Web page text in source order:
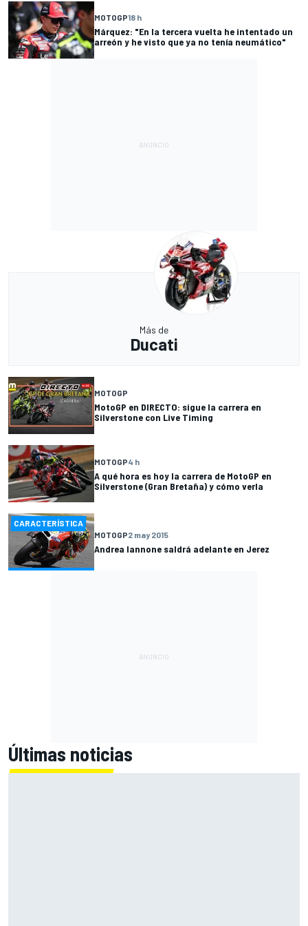
MOTOGP18 h
Márquez: "En la tercera vuelta he intentado un
arreón y he visto que ya no tenía neumático"
Más de
Ducati
MOTOGP
MotoGP en DIRECTO: sigue la carrera en
Silverstone con Live Timing
MOTOGP4 h
A qué hora es hoy la carrera de MotoGP en
Silverstone (Gran Bretaña) y cómo verla
CARACTERÍSTICA
MOTOGP2 may 2015
Andrea Iannone saldrá adelante en Jerez
Últimas noticias